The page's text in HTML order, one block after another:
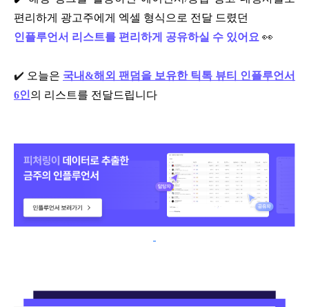
편리하게 광고주에게 엑셀 형식으로 전달 드렸던
인플루언서 리스트를 편리하게 공유하실 수 있어요 👀
✔️ 오늘은 국내&해외 팬덤을 보유한 틱톡 뷰티 인플루언서
6인의 리스트를 전달드립니다